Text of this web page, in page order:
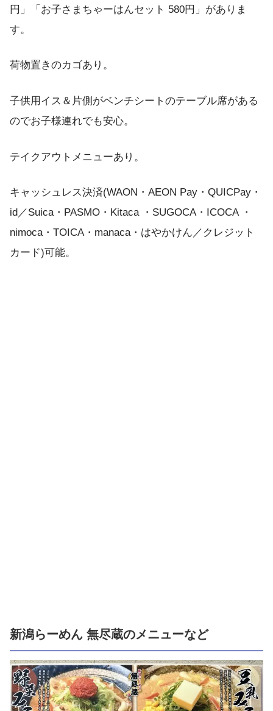
円」「お子さまちゃーはんセット 580円」がありま
す。
荷物置きのカゴあり。
子供用イス＆片側がベンチシートのテーブル席がある
のでお子様連れでも安心。
テイクアウトメニューあり。
キャッシュレス決済(WAON・AEON Pay・QUICPay・
id／Suica・PASMO・Kitaca ・SUGOCA・ICOCA ・
nimoca・TOICA・manaca・はやかけん／クレジット
カード)可能。
新潟らーめん 無尽蔵のメニューなど